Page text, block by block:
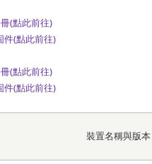
(點此前往)
件(點此前往)
(點此前往)
件(點此前往)
裝置名稱與版本